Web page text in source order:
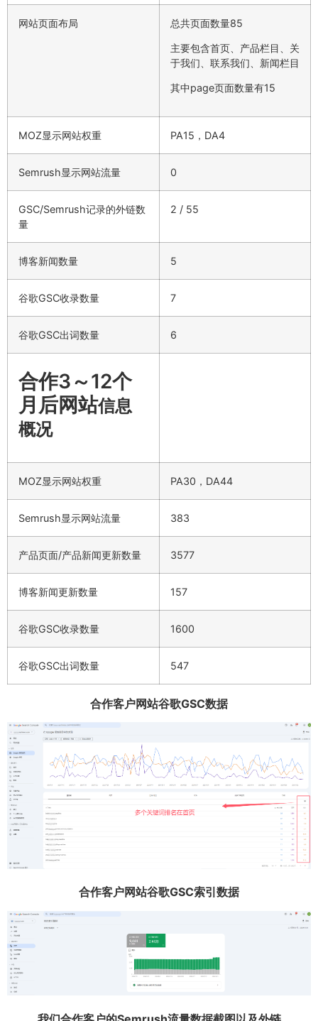
网站页面布局 总共页面数量85
主要包含首页、产品栏目、关
于我们、联系我们、新闻栏目
其中page页面数量有15
MOZ显示网站权重 PA15，DA4
Semrush显示网站流量 0
GSC/Semrush记录的外链数
量
2 / 55
博客新闻数量 5
谷歌GSC收录数量 7
谷歌GSC出词数量 6
合作3～12个
月后网站信息
概况
MOZ显示网站权重 PA30，DA44
Semrush显示网站流量 383
产品页面/产品新闻更新数量 3577
博客新闻更新数量 157
谷歌GSC收录数量 1600
谷歌GSC出词数量 547
合作客户网站谷歌GSC数据
合作客户网站谷歌GSC索引数据